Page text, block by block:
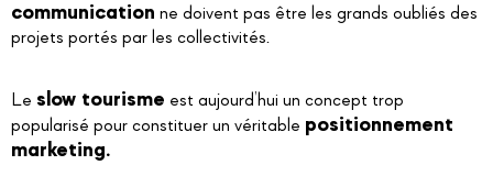
communication ne doivent pas être les grands oubliés des
projets portés par les collectivités.
Le slow tourisme est aujourd’hui un concept trop
popularisé pour constituer un véritable positionnement
marketing.